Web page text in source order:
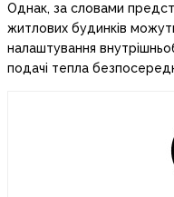
Однак, за словами
житлових будинків
налаштування
подачі тепла